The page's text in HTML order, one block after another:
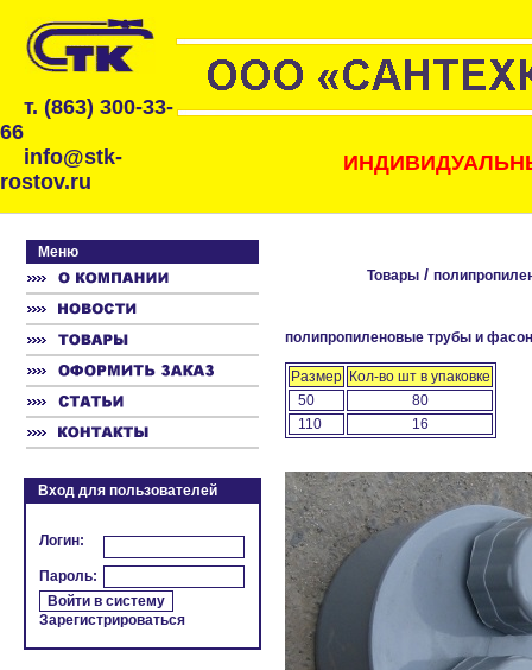
т. (863) 300-33-
66
info@stk-
rostov.ru
Меню
Вход для пользователей
Логин:
Пароль:
Зарегистрироваться
Товары/
полипропиленовые трубы и
Размер Кол-во шт в упаковке
50
80
110
16